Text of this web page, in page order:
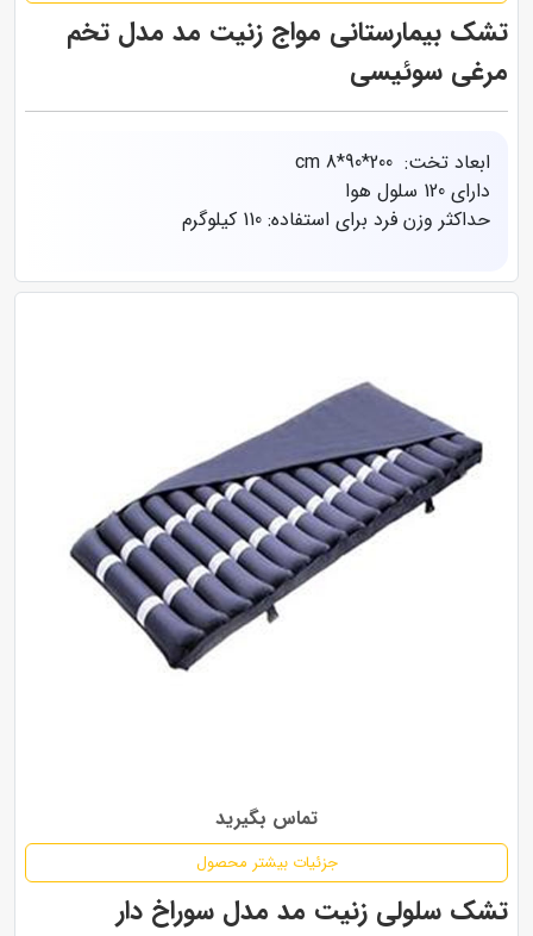
تشک بیمارستانی مواج زنیت مد مدل تخم
مرغی سوئیسی
ابعاد تخت: cm 8*90*200
دارای 120 سلول هوا
حداکثر وزن فرد برای استفاده: 110 کیلوگرم
تماس بگیرید
جزئیات بیشتر محصول
تشک سلولی زنیت مد مدل سوراخ دار